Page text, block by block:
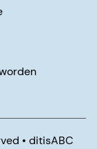
• ditisABC